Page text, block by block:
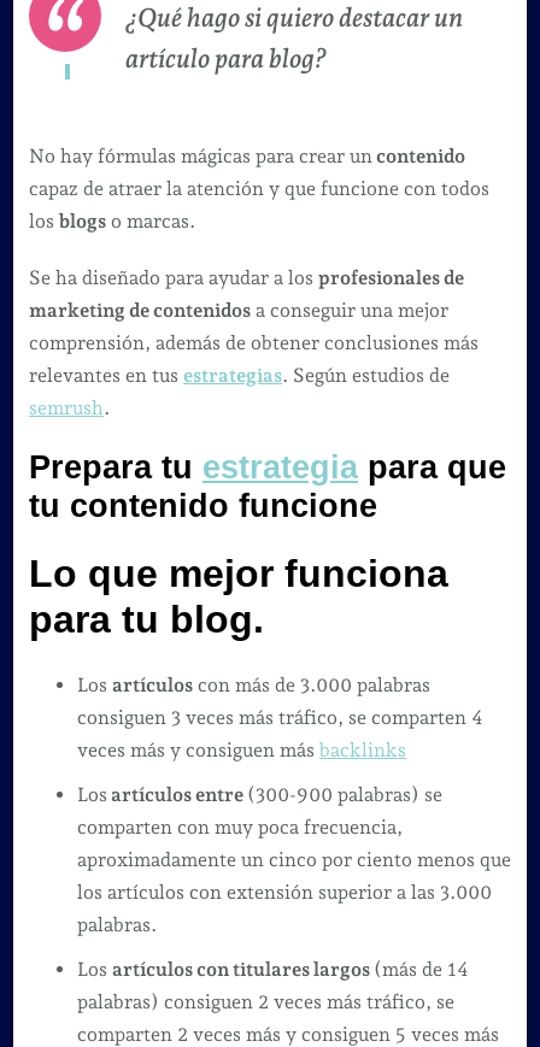
blog
funcione
CONTENIDO
es
¿Qué hago si quiero destacar un
artículo para blog?
No hay fórmulas mágicas para crear un contenido
capaz de atraer la atención y que funcione con todos
los blogso marcas.
Se ha diseñado para ayudar a los profesionales de
marketing de contenidosa conseguir una mejor
comprensión, además de obtener conclusiones más
relevantes en tus estrategias. Según estudios de
semrush .
Prepara tu estrategiapara que
tu contenido funcione
Lo que mejor funciona
para tu blog.
Los artículoscon más de 3.000 palabras
consiguen 3 veces más tráfico, se comparten 4
veces más y consiguen más backlinks
Los artículos entre (300-900 palabras) se
comparten con muy poca frecuencia,
aproximadamente un cinco por ciento menos que
los artículos con extensión superior a las 3.000
palabras.
Los artículos con titulares largos (más de 14
palabras) consiguen 2 veces más tráfico, se
comparten 2 veces más y consiguen 5 veces más